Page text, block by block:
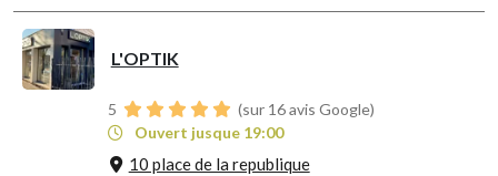
L'OPTIK
5
(sur 16 avis Google)
Ouvert jusque 19:00
10 place de la republique